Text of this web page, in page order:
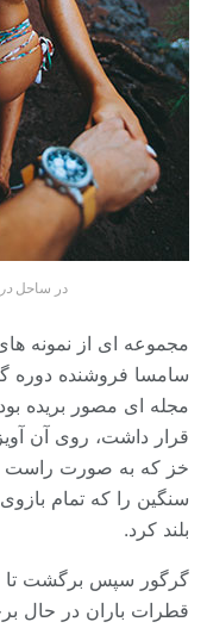
در ساحل
مجموعه ای از نمونه
سامسا فروشنده دوره
مجله ای مصور بریده
قرار داشت، روی آن
خز که به صورت راست
سنگین را که تمام بازوی
بلند کرد.
گرگور سپس برگشت تا
قطرات باران در حال